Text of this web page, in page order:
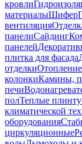
кровли
материалыШифер
вентиляция
панелиСайдинг
панелей
плитка для фасада
отделкиОтопление
колонкиКамины,
печи
полТеплые
климатической
оборудования
циркуляционные